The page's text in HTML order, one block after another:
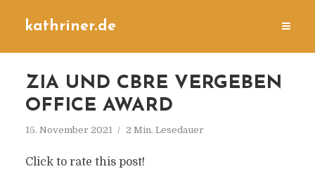
kathriner.de
ZIA UND CBRE VERGEBEN
OFFICE AWARD
15. November 2021 2 Min. Lesedauer
Click to rate this post!